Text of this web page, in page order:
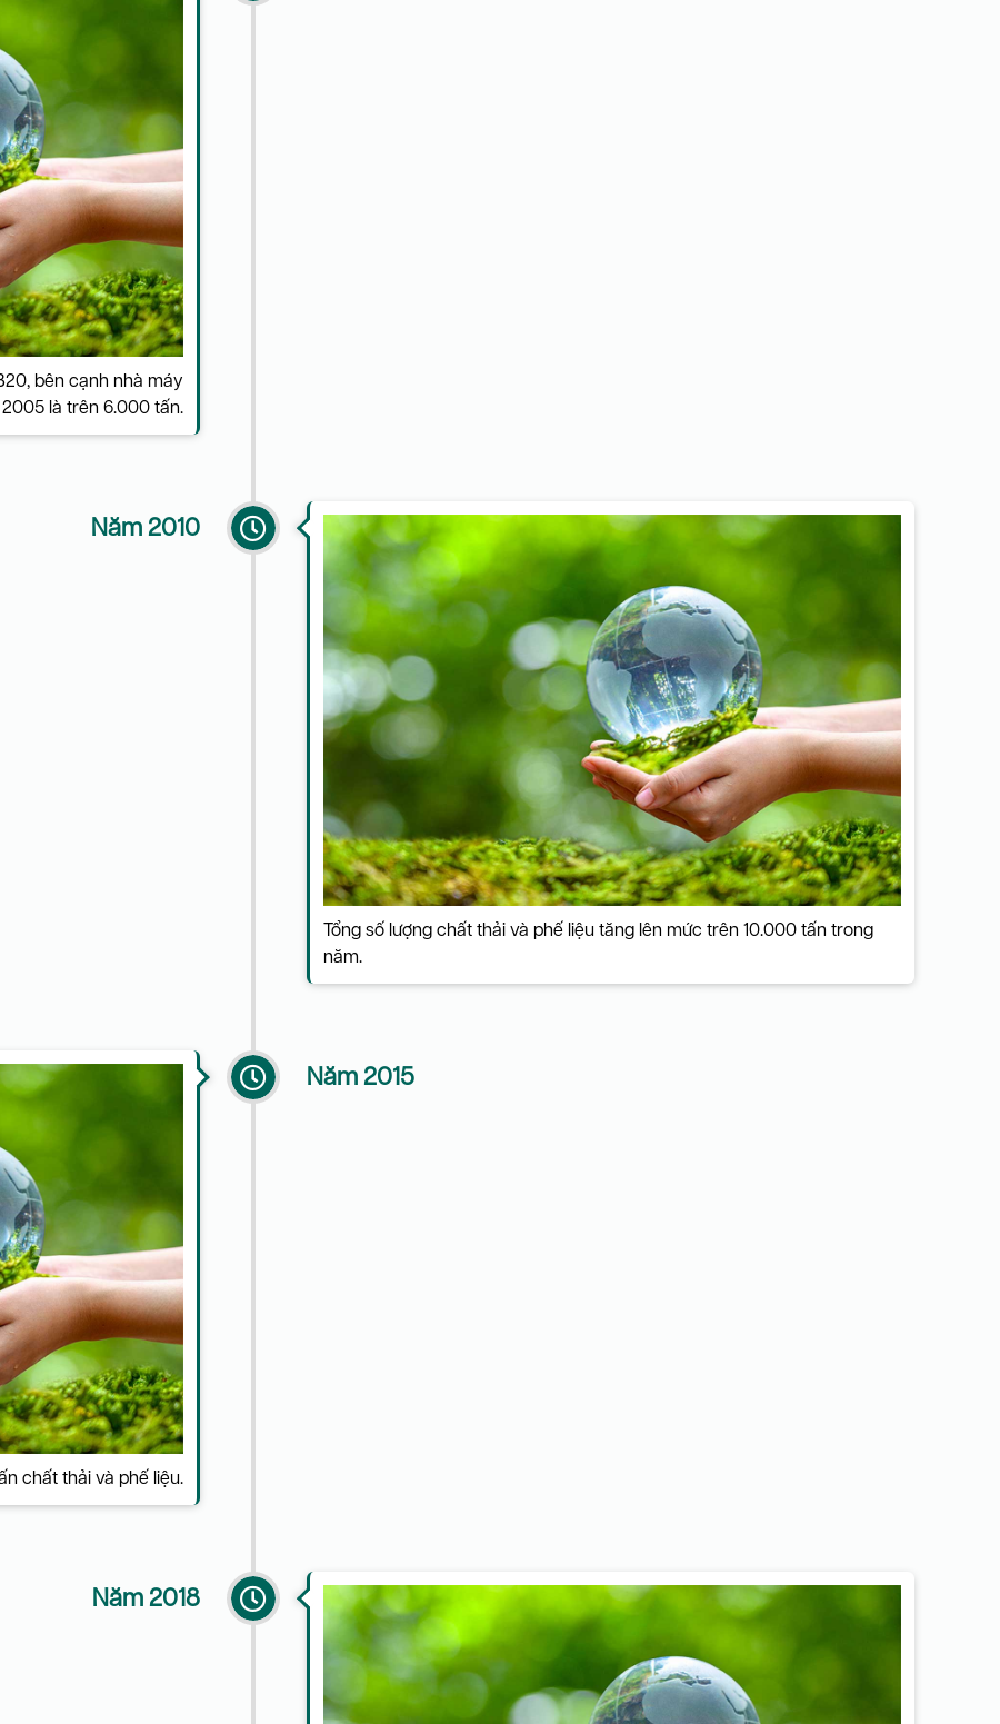
bên cạnh nhà máy
là trên 6.000 tấn.
Năm 2010
Tổng số lượng chất thải và phế liệu tăng lên mức trên 10.000 tấn trong
năm.
Năm 2015
chất thải và phế liệu.
Năm 2018